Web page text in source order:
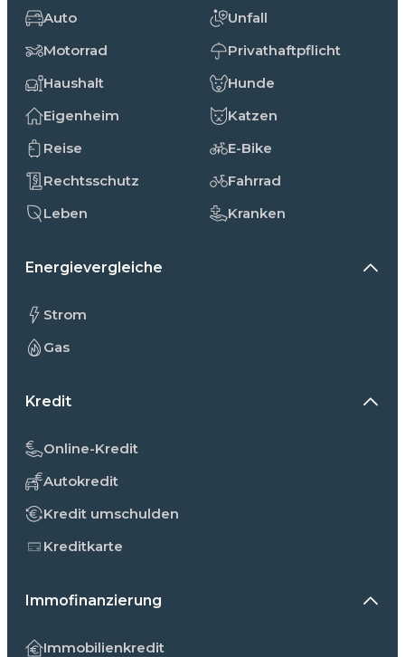
Auto
Motorrad
Haushalt
Eigenheim
Reise
Rechtsschutz
Leben
Unfall
Privathaftpflicht
Hunde
Katzen
E-Bike
Fahrrad
Kranken
Energievergleiche
Strom
Gas
Kredit
Online-Kredit
Autokredit
Kredit umschulden
Kreditkarte
Immofinanzierung
Immobilienkredit